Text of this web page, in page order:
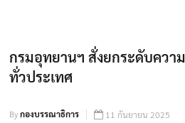
กรมอุทยานฯ สั่งยกระดับคว
ทั่วประเทศ
Byกองบรรณาธิการ 11 กันยายน 2025